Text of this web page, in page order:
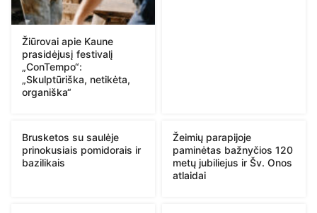
Žiūrovai apie Kaune
prasidėjusį festivalį
„ConTempo“:
„Skulptūriška, netikėta,
organiška“
Brusketos su saulėje
prinokusiais pomidorais ir
bazilikais
Žeimių parapijoje
paminėtas bažnyčios 120
metų jubiliejus ir Šv. Onos
atlaidai